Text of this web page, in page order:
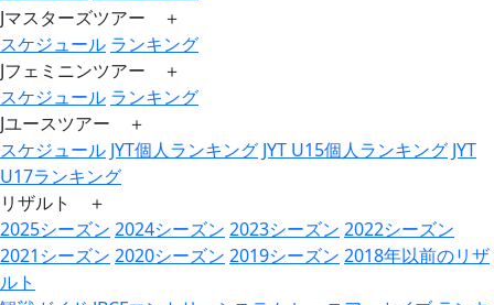
Jマスターズツアー ＋
スケジュール ランキング
Jフェミニンツアー ＋
スケジュール ランキング
Jユースツアー ＋
スケジュール JYT個人ランキング JYT U15個人ランキング JYT
U17ランキング
リザルト ＋
2025シーズン 2024シーズン 2023シーズン 2022シーズン
2021シーズン 2020シーズン 2019シーズン 2018年以前のリザ
ルト